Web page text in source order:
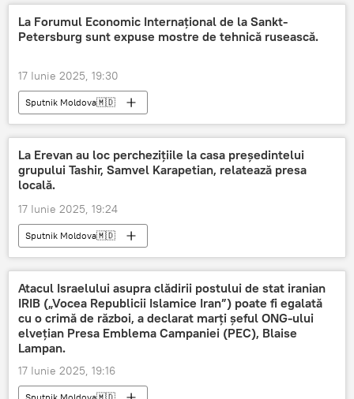
La Forumul Economic Internațional de la Sankt-
Petersburg sunt expuse mostre de tehnică rusească.
17 Iunie 2025, 19:30
Sputnik Moldova🇲🇩
La Erevan au loc perchezițiile la casa președintelui
grupului Tashir, Samvel Karapetian, relatează presa
locală.
17 Iunie 2025, 19:24
Sputnik Moldova🇲🇩
Atacul Israelului asupra clădirii postului de stat iranian
IRIB („Vocea Republicii Islamice Iran”) poate fi egalată
cu o crimă de război, a declarat marți șeful ONG-ului
elvețian Presa Emblema Campaniei (PEC), Blaise
Lampan.
17 Iunie 2025, 19:16